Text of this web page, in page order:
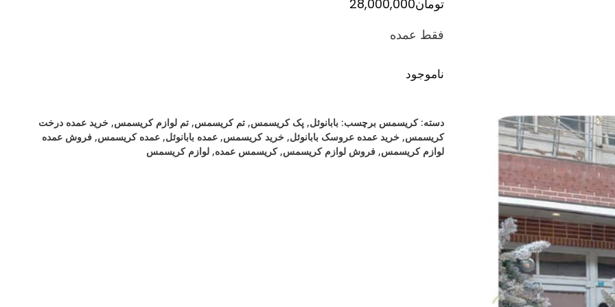
تومان28,000,000
فقط عمده
ناموجود
دسته:کریسمس برچسب: بابانوئل, پک کریسمس, تم کریسمس, تم لوازم کریسمس, خرید عمده درخت
کریسمس, خرید عمده عروسک بابانوئل, خرید کریسمس, عمده بابانوئل, عمده کریسمس, فروش عمده
لوازم کریسمس, فروش لوازم کریسمس,کریسمس عمده, لوازم کریسمس